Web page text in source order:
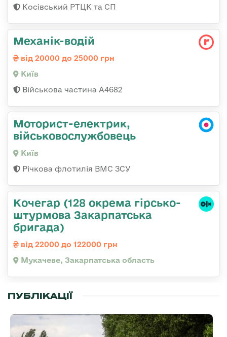
Косівський РТЦК та СП
Механік-водій
від 20000 до 25000 грн
Київ
Військова частина А4682
Моторист-електрик,
військовослужбовець
Київ
Річкова флотилія ВМС ЗСУ
Кочегар (128 окрема гірсько-
штурмова Закарпатська
бригада)
від 22000 до 122000 грн
Мукачеве, Закарпатська область
ПУБЛІКАЦІЇ